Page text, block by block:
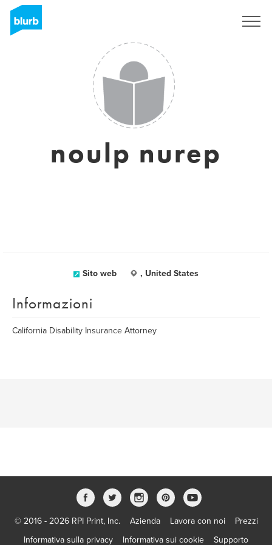
noulp nurep
Sito web , United States
Informazioni
California Disability Insurance Attorney
© 2016 - 2026 RPI Print, Inc. Azienda Lavora con noi
Prezzi
Informativa sulla privacy
Informativa sui cookie Supporto